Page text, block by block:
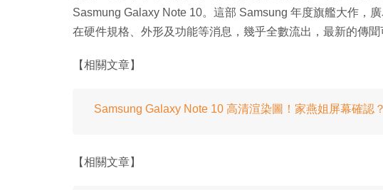
Sasmung Galaxy Note 10。這部 Samsung 年度旗艦大作，
在硬件規格、外形及功能等消息，幾乎全數流出，最新的傳
【相關文章】
Samsung Galaxy Note 10 高清渲染圖！家燕姐屏幕確認？
【相關文章】